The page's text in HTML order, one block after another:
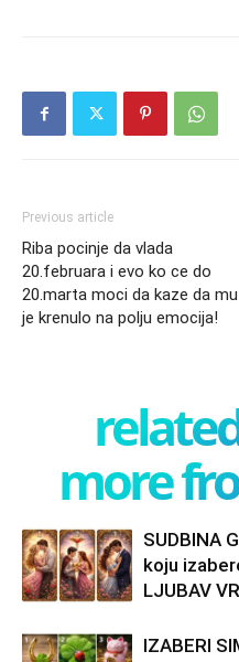
Previous article
Riba pocinje da vlada
20.februara i evo ko ce do
20.marta moci da kaze da mu
je krenulo na polju emocija!
more
SUDBINA
koju
LJUBAV
IZABERI